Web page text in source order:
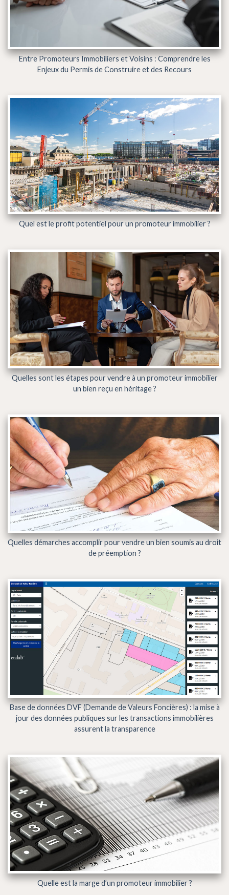
Entre Promoteurs Immobiliers et Voisins : Comprendre les
Enjeux du Permis de Construire et des Recours
Quel est le profit potentiel pour un promoteur immobilier ?
Quelles sont les étapes pour vendre à un promoteur immobilier
un bien reçu en héritage ?
Quelles démarches accomplir pour vendre un bien soumis au droit
de préemption ?
Base de données DVF (Demande de Valeurs Foncières) : la mise à
jour des données publiques sur les transactions immobilières
assurent la transparence
Quelle est la marge d’un promoteur immobilier ?